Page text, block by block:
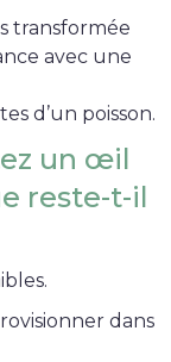
transformée
avec une
d’un poisson.
un œil
reste-t-il
dans